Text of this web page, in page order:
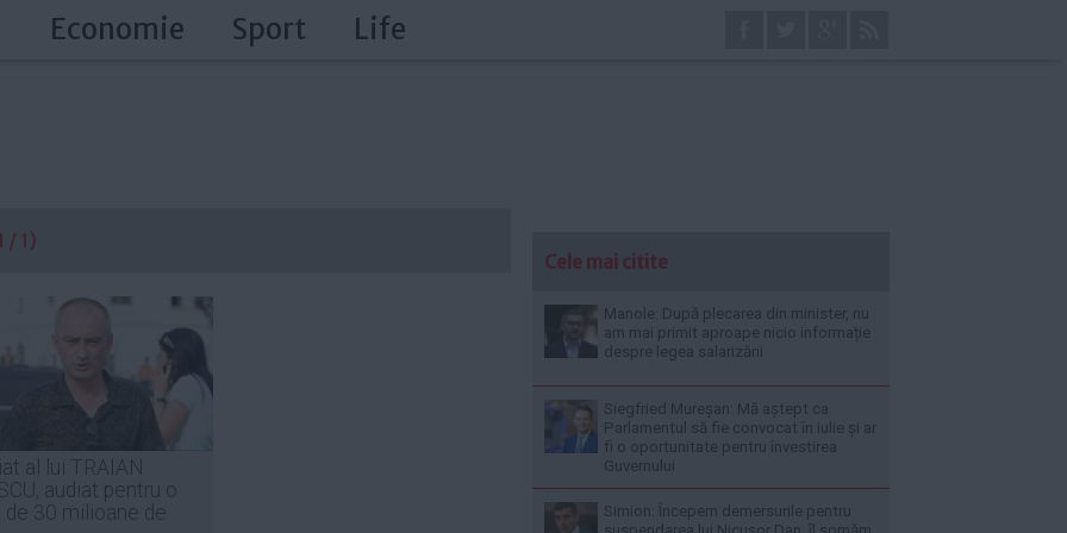
Economie Sport Life
/ 1)
al lui TRAIAN
audiat pentru o
de 30 milioane de
Cele mai citite
Manole: După plecarea din minister, nu
am mai primit aproape nicio informație
despre legea salarizării
Siegfried Mureșan: Mă aștept ca
Parlamentul să fie convocat în iulie și ar
fi o oportunitate pentru învestirea
Guvernului
Simion: Începem demersurile pentru